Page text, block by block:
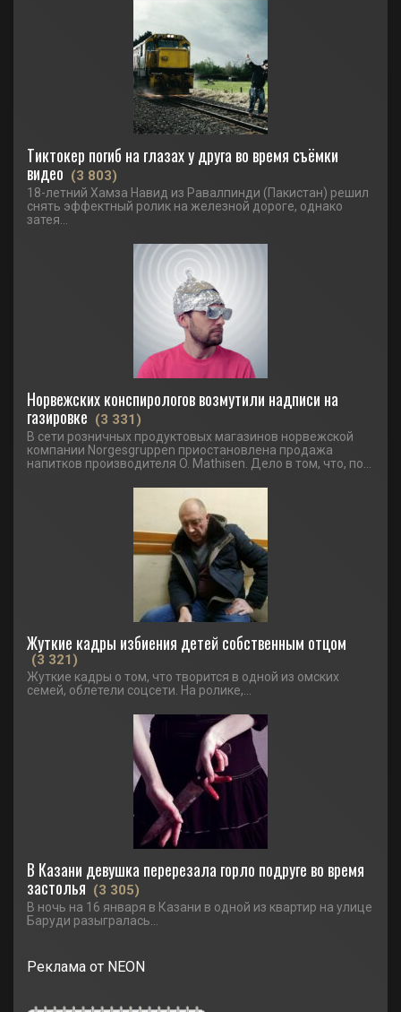
Тиктокер погиб на глазах у друга во время съёмки
видео (3 803)
18-летний Хамза Навид из Равалпинди (Пакистан) решил
снять эффектный ролик на железной дороге, однако
затея...
Норвежских конспирологов возмутили надписи на
газировке (3 331)
В сети розничных продуктовых магазинов норвежской
компании Norgesgruppen приостановлена продажа
напитков производителя O. Mathisen. Дело в том, что, по...
Жуткие кадры избиения детей собственным отцом
(3 321)
Жуткие кадры о том, что творится в одной из омских
семей, облетели соцсети. На ролике,...
В Казани девушка перерезала горло подруге во время
застолья (3 305)
В ночь на 16 января в Казани в одной из квартир на улице
Баруди разыгралась...
Реклама от NEON